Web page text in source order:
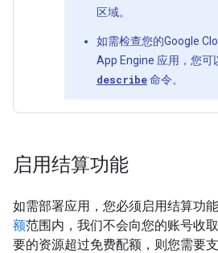
区域。
如需检查您的Google
App Engine 应用，您可
describe命令。
启用结算功能
如需部署应用，您必须启用结算功
额范围内，我们不会向您的账号收
要的资源超过免费配额，则您需要